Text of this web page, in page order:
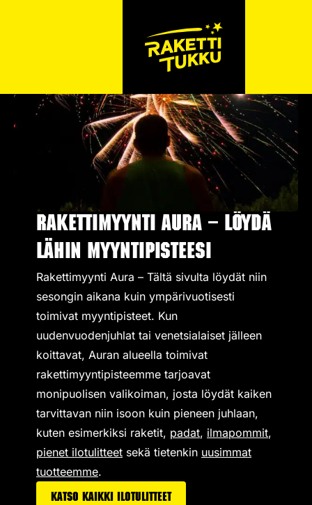
Rakettimyynti Aura – Löydä
lähin myyntipisteesi
Rakettimyynti Aura – Tältä sivulta löydät niin
sesongin aikana kuin ympärivuotisesti
toimivat myyntipisteet. Kun
uudenvuodenjuhlat tai venetsialaiset jälleen
koittavat, Auran alueella toimivat
rakettimyyntipisteemme tarjoavat
monipuolisen valikoiman, josta löydät kaiken
tarvittavan niin isoon kuin pieneen juhlaan,
kuten esimerkiksi raketit, padat, ilmapommit,
pienet ilotulitteet sekä tietenkin uusimmat
tuotteemme.
Katso kaikki ilotulitteet